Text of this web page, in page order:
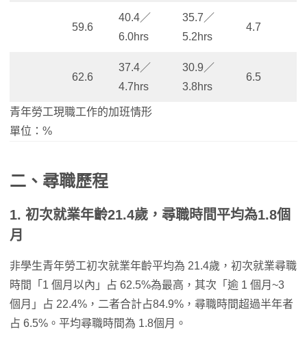
59.6
40.4／
6.0hrs
35.7／
5.2hrs
4.7
62.6
37.4／
4.7hrs
30.9／
3.8hrs
6.5
青年勞工現職工作的加班情形
單位：%
二、尋職歷程
1. 初次就業年齡21.4歲，尋職時間平均為1.8個
月
非學生青年勞工初次就業年齡平均為 21.4歲，初次就業尋職
時間「1 個月以內」占 62.5%為最高，其次「逾 1 個月~3
個月」占 22.4%，二者合計占84.9%，尋職時間超過半年者
占 6.5%。平均尋職時間為 1.8個月。